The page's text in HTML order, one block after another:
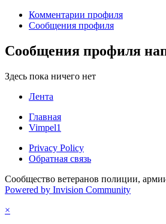
Комментарии профиля
Сообщения профиля
Сообщения профиля
Здесь пока ничего нет
Лента
Главная
Vimpel1
Privacy Policy
Обратная связь
Сообщество ветеранов полиции,
Powered by Invision Community
×